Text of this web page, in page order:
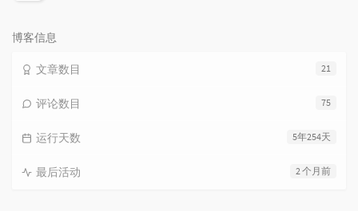
博客信息
21
文章数目
75
评论数目
5年254天
运行天数
2 个月前
最后活动